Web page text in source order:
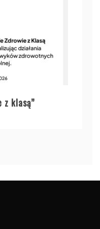
z klasą”